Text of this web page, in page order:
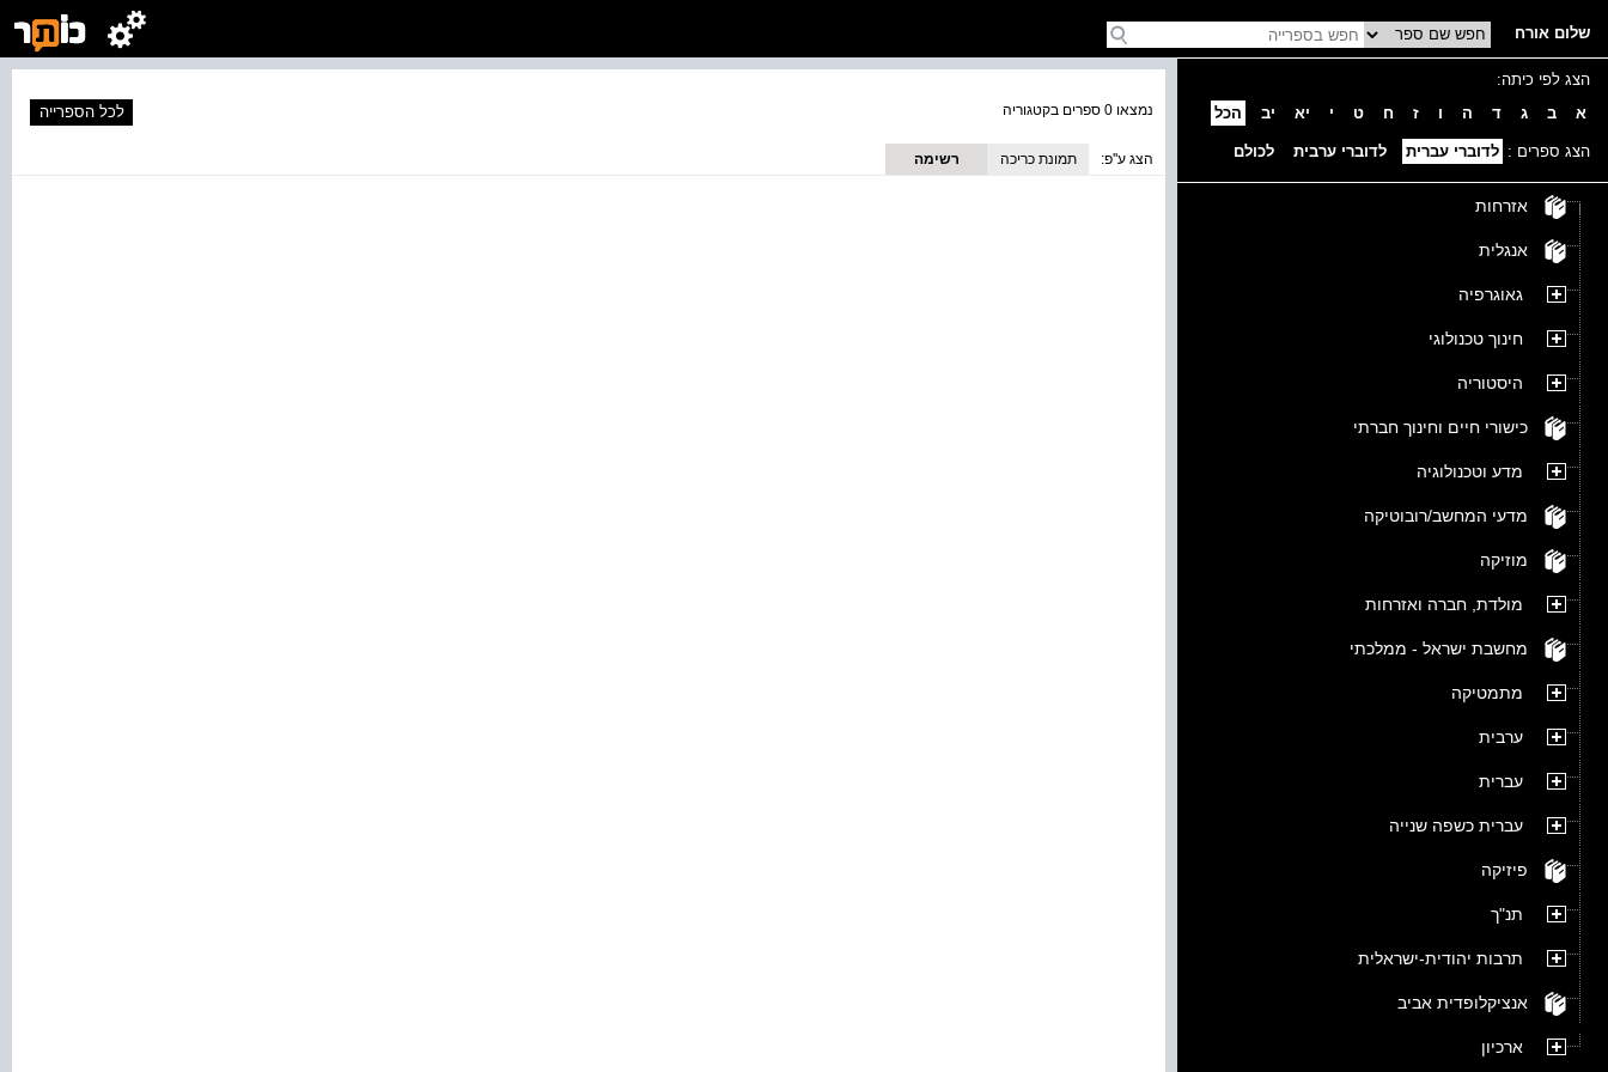
שלום אורח
הצג לפי כיתה:
א
ב ג ד ה ו ז ח ט י יא יב הכל
הצג ספרים : לדוברי עברית לדוברי ערבית לכולם
אזרחות
אנגלית
גאוגרפיה
חינוך טכנולוגי
היסטוריה
כישורי חיים וחינוך חברתי
מדע וטכנולוגיה
מדעי המחשב/רובוטיקה
מוזיקה
מולדת, חברה ואזרחות
מחשבת ישראל - ממלכתי
מתמטיקה
ערבית
עברית
עברית כשפה שנייה
פיזיקה
תנ"ך
תרבות יהודית-ישראלית
אנציקלופדית אביב
ארכיון
נמצאו 0 ספרים בקטגוריה לכל הספרייה
הצג ע''פ: תמונת כריכה רשימה